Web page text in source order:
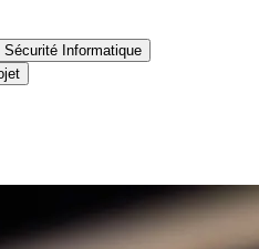
Sécurité Informatique